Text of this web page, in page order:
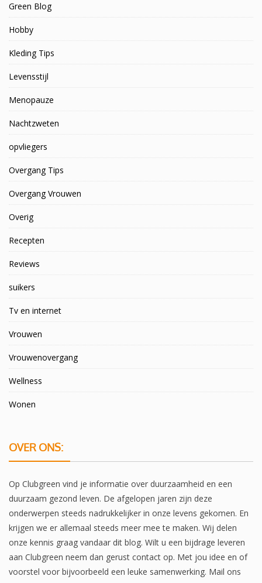
Green Blog
Hobby
Kleding Tips
Levensstijl
Menopauze
Nachtzweten
opvliegers
Overgang Tips
Overgang Vrouwen
Overig
Recepten
Reviews
suikers
Tv en internet
Vrouwen
Vrouwenovergang
Wellness
Wonen
OVER ONS:
Op Clubgreen vind je informatie over duurzaamheid en een
duurzaam gezond leven. De afgelopen jaren zijn deze
onderwerpen steeds nadrukkelijker in onze levens gekomen. En
krijgen we er allemaal steeds meer mee te maken. Wij delen
onze kennis graag vandaar dit blog. Wilt u een bijdrage leveren
aan Clubgreen neem dan gerust contact op. Met jou idee en of
voorstel voor bijvoorbeeld een leuke samenwerking. Mail ons